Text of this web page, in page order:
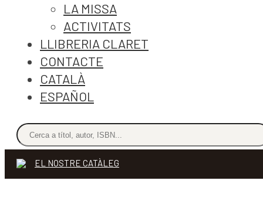
LA MISSA
ACTIVITATS
LLIBRERIA CLARET
CONTACTE
CATALÀ
ESPAÑOL
EL NOSTRE CATÀLEG